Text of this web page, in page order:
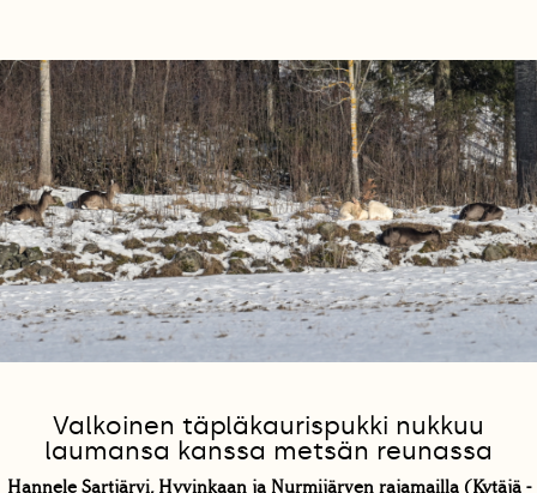
Valkoinen täpläkaurispukki nukkuu
laumansa kanssa metsän reunassa
Hannele Sartjärvi, Hyvinkaan ja Nurmijärven rajamailla (Kytäjä -